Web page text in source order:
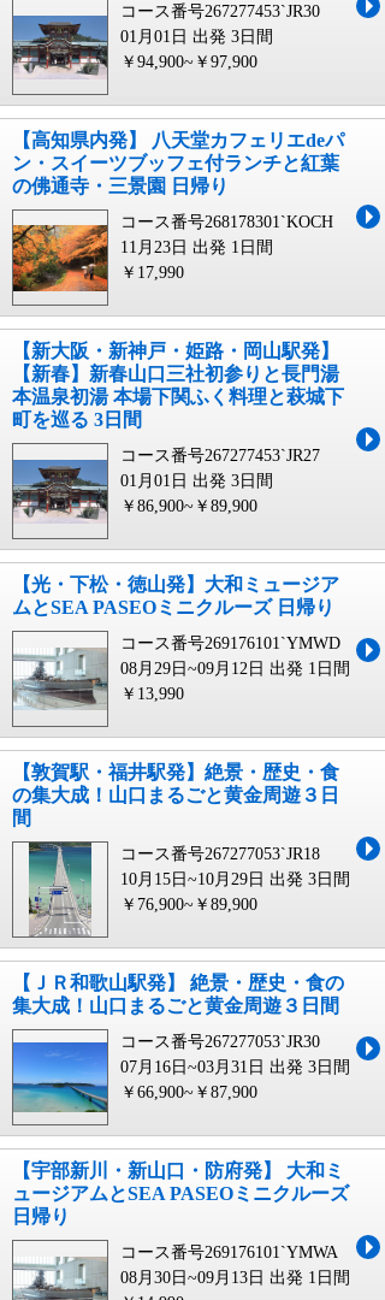
コース番号267277453`JR30
01月01日 出発 3日間
￥94,900~￥97,900
【高知県内発】 八天堂カフェリエdeパ
ン・スイーツブッフェ付ランチと紅葉
の佛通寺・三景園 日帰り
コース番号268178301`KOCH
11月23日 出発 1日間
￥17,990
【新大阪・新神戸・姫路・岡山駅発】
【新春】新春山口三社初参りと長門湯
本温泉初湯 本場下関ふく料理と萩城下
町を巡る 3日間
コース番号267277453`JR27
01月01日 出発 3日間
￥86,900~￥89,900
【光・下松・徳山発】大和ミュージア
ムとSEA PASEOミニクルーズ 日帰り
コース番号269176101`YMWD
08月29日~09月12日 出発 1日間
￥13,990
【敦賀駅・福井駅発】絶景・歴史・食
の集大成！山口まるごと黄金周遊３日
間
コース番号267277053`JR18
10月15日~10月29日 出発 3日間
￥76,900~￥89,900
【ＪＲ和歌山駅発】 絶景・歴史・食の
集大成！山口まるごと黄金周遊３日間
コース番号267277053`JR30
07月16日~03月31日 出発 3日間
￥66,900~￥87,900
【宇部新川・新山口・防府発】 大和ミ
ュージアムとSEA PASEOミニクルーズ
日帰り
コース番号269176101`YMWA
08月30日~09月13日 出発 1日間